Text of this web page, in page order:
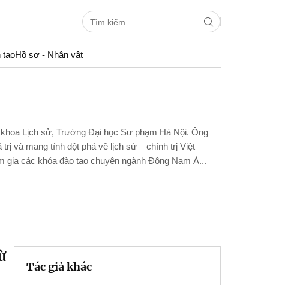
tạoHồ sơ - Nhân vật
Lịch sử, Trường Đại học Sư phạm Hà Nội. Ông
trị và mang tính đột phá về lịch sử – chính trị Việt
gia các khóa đào tạo chuyên ngành Đông Nam Á...
Tác giả khác